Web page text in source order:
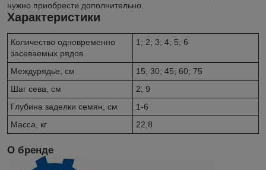
нужно приобрести дополнительно.
Характеристики
Количество одновременно
засеваемых рядов
1; 2; 3; 4; 5; 6
Междурядье, см
15; 30; 45; 60; 75
Шаг сева, см
2; 9
Глубина заделки семян, см
1-6
Масса, кг
22,8
О бренде